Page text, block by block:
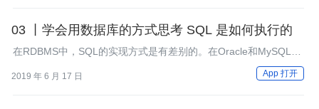
03 丨学会用数据库的方式思考 SQL 是如何执行的
在RDBMS中，SQL的实现方式是有差别的。在Oracle和MySQL
2019 年 6 月 17 日 App 打开